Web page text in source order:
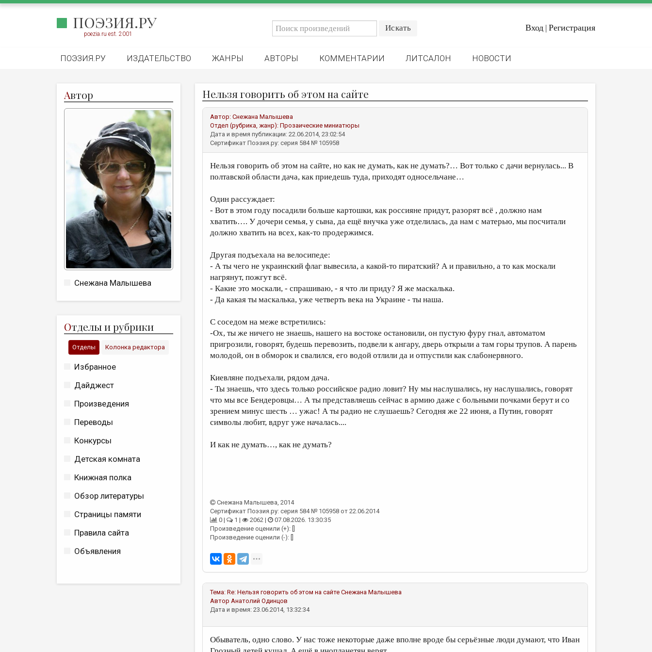
ПОЭЗИЯ.РУ
poezia.ru est. 2001
Вход | Регистрация
ПОЭЗИЯ.РУ ИЗДАТЕЛЬСТВО ЖАНРЫ АВТОРЫ КОММЕНТАРИИ ЛИТСАЛОН НОВОСТИ
Автор
Снежана Малышева
Отделы и рубрики
Отделы Колонка редактора
Избранное
Дайджест
Произведения
Переводы
Конкурсы
Детская комната
Книжная полка
Обзор литературы
Страницы памяти
Правила сайта
Объявления
Нельзя говорить об этом на сайте
Автор: Снежана Малышева
Отдел (рубрика, жанр): Прозаические миниатюры
Дата и время публикации: 22.06.2014, 23:02:54
Сертификат Поэзия.ру: серия 584 № 105958
Нельзя говорить об этом на сайте, но как не думать, как не думать?… Вот только с дачи вернулась... В
полтавской области дача, как приедешь туда, приходят односельчане…
Один рассуждает:
- Вот в этом году посадили больше картошки, как россияне придут, разорят всё , должно нам
хватить…. У дочери семья, у сына, да ещё внучка уже отделилась, да нам с матерью, мы посчитали
должно хватить на всех, как-то продержимся.
Другая подъехала на велосипеде:
- А ты чего не украинский флаг вывесила, а какой-то пиратский? А и правильно, а то как москали
нагрянут, пожгут всё.
- Какие это москали, - спрашиваю, - я что ли приду? Я же маскалька.
- Да какая ты маскалька, уже четверть века на Украине - ты наша.
С соседом на меже встретились:
-Ох, ты же ничего не знаешь, нашего на востоке остановили, он пустую фуру гнал, автоматом
пригрозили, говорят, будешь перевозить, подвели к ангару, дверь открыли а там горы трупов. А парень
молодой, он в обморок и свалился, его водой отлили да и отпустили как слабонервного.
Киевляне подъехали, рядом дача.
- Ты знаешь, что здесь только российское радио ловит? Ну мы наслушались, ну наслушались, говорят
что мы все Бендеровцы… А ты представляешь сейчас в армию даже с больными почками берут и со
зрением минус шесть … ужас! А ты радио не слушаешь? Сегодня же 22 июня, а Путин, говорят
символы любит, вдруг уже началась....
И как не думать…, как не думать?
Снежана Малышева, 2014
Сертификат Поэзия.ру: серия 584 № 105958 от 22.06.2014
0 |
1 | 2062 |
07.08.2026. 13:30:35
Произведение оценили (+): []
Произведение оценили (-): []
Тема: Re: Нельзя говорить об этом на сайте Снежана Малышева
Автор Анатолий Одинцов
Дата и время: 23.06.2014, 13:32:34
Обыватель, одно слово. У нас тоже некоторые даже вполне вроде бы серьёзные люди думают, что Иван